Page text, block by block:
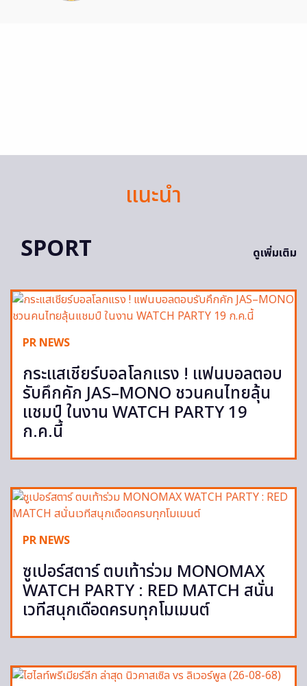
แนะนำ
SPORT
ดูเพิ่มเติม
PR NEWS
กระแสเชียร์บอลโลกแรง ! แฟนบอลตอบ
รับคึกคัก JAS–MONO ชวนคนไทยลุ้น
แชมป์ ในงาน WATCH PARTY 19
ก.ค.นี้
PR NEWS
ซูเปอร์สตาร์ ตบเท้าร่วม MONOMAX
WATCH PARTY : RED MATCH สนั่น
เวทีสนุกเดือดครบทุกโมเมนต์